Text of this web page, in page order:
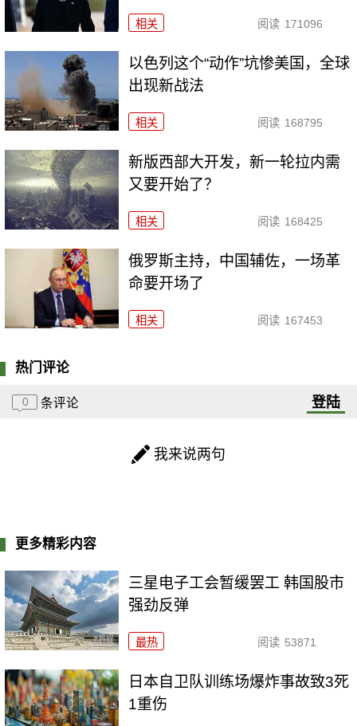
相关 阅读 171096
以色列这个“动作”坑惨美国，全球
出现新战法
相关 阅读 168795
新版西部大开发，新一轮拉内需
又要开始了？
相关 阅读 168425
俄罗斯主持，中国辅佐，一场革
命要开场了
相关 阅读 167453
热门评论
0 条评论 登陆
我来说两句
更多精彩内容
三星电子工会暂缓罢工 韩国股市
强劲反弹
最热 阅读 53871
日本自卫队训练场爆炸事故致3死
1重伤